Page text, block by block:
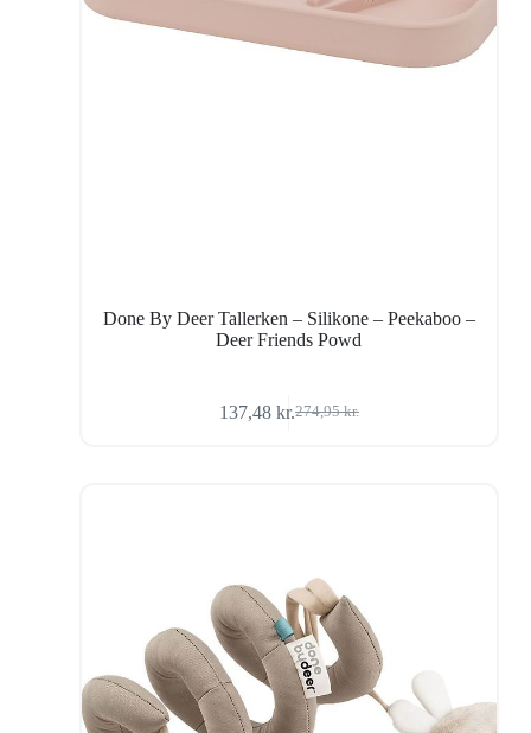
Done By Deer Tallerken – Silikone – Peekaboo –
Deer Friends Powd
274,95kr.
Den
137,48 kr.Den